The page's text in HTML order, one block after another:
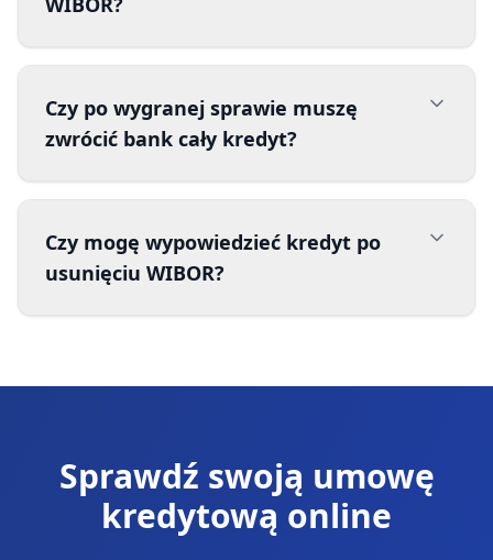
Czy po wygranej sprawie muszę
zwrócić bank cały kredyt?
Czy mogę wypowiedzieć kredyt po
usunięciu WIBOR?
Sprawdź swoją umowę
kredytową online